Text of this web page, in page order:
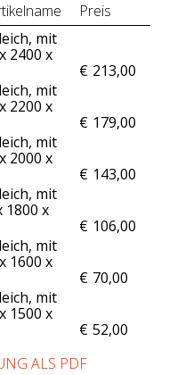
Preis
mit
2400 x
€ 213,00
mit
2200 x
€ 179,00
mit
2000 x
€ 143,00
mit
1800 x
€ 106,00
mit
1600 x
€ 70,00
mit
1500 x
€ 52,00
ALS PDF